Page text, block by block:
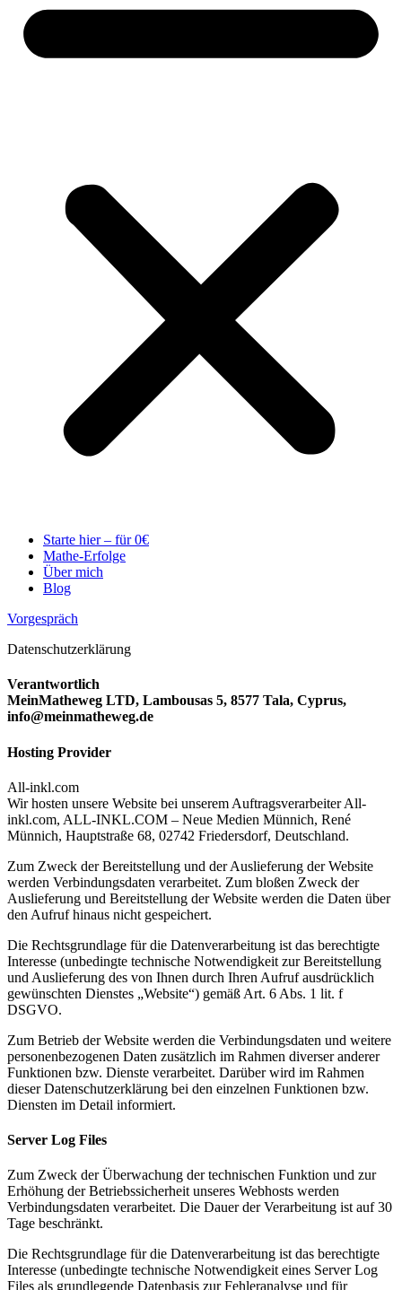
Starte hier – für 0€
Mathe-Erfolge
Über mich
Blog
Vorgespräch
Datenschutzerklärung
Verantwortlich
MeinMatheweg LTD, Lambousas 5, 8577 Tala, Cyprus,
info@meinmatheweg.de
Hosting Provider
All-inkl.com
Wir hosten unsere Website bei unserem Auftragsverarbeiter All-
inkl.com, ALL-INKL.COM – Neue Medien Münnich, René
Münnich, Hauptstraße 68, 02742 Friedersdorf, Deutschland.
Zum Zweck der Bereitstellung und der Auslieferung der Website
werden Verbindungsdaten verarbeitet. Zum bloßen Zweck der
Auslieferung und Bereitstellung der Website werden die Daten über
den Aufruf hinaus nicht gespeichert.
Die Rechtsgrundlage für die Datenverarbeitung ist das berechtigte
Interesse (unbedingte technische Notwendigkeit zur Bereitstellung
und Auslieferung des von Ihnen durch Ihren Aufruf ausdrücklich
gewünschten Dienstes „Website“) gemäß Art. 6 Abs. 1 lit. f
DSGVO.
Zum Betrieb der Website werden die Verbindungsdaten und weitere
personenbezogenen Daten zusätzlich im Rahmen diverser anderer
Funktionen bzw. Dienste verarbeitet. Darüber wird im Rahmen
dieser Datenschutzerklärung bei den einzelnen Funktionen bzw.
Diensten im Detail informiert.
Server Log Files
Zum Zweck der Überwachung der technischen Funktion und zur
Erhöhung der Betriebssicherheit unseres Webhosts werden
Verbindungsdaten verarbeitet. Die Dauer der Verarbeitung ist auf 30
Tage beschränkt.
Die Rechtsgrundlage für die Datenverarbeitung ist das berechtigte
Interesse (unbedingte technische Notwendigkeit eines Server Log
Files als grundlegende Datenbasis zur Fehleranalyse und für